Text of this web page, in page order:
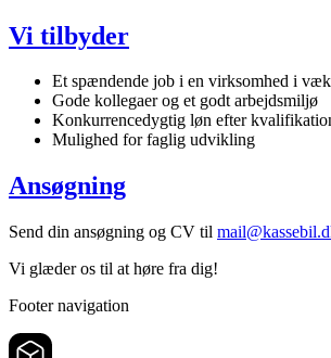
Vi tilbyder
Et spændende job i en virksomhed i
Gode kollegaer og et godt arbejdsmiljø
Konkurrencedygtig løn efter
Mulighed for faglig udvikling
Ansøgning
Send din ansøgning og CV til
Vi glæder os til at høre fra dig!
Footer navigation